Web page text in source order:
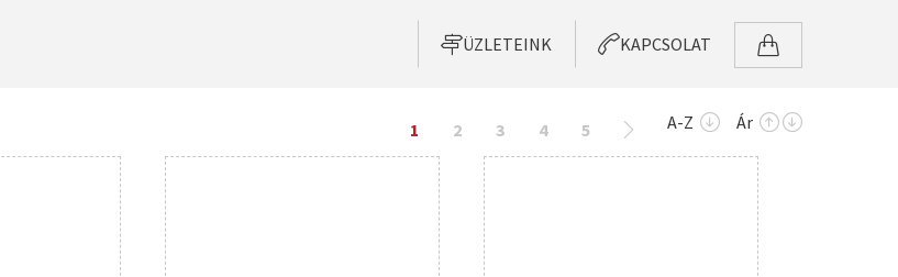
ÜZLETEINK KAPCSOLAT
1 2 3 4 5 A-Z Ár